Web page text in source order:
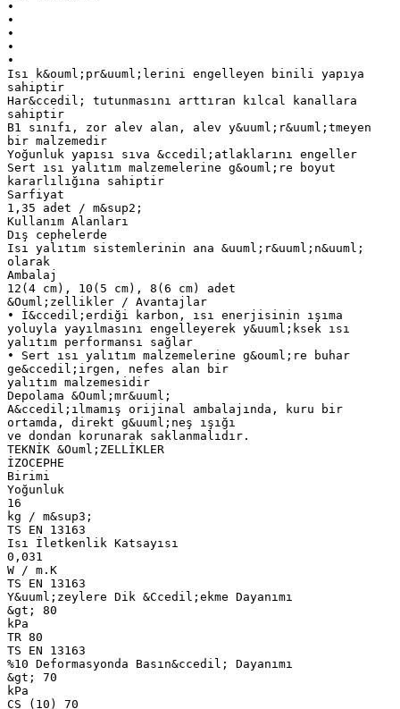
•
•
•
•
•
Isı k&ouml;pr&uuml;lerini engelleyen binili yapıya
sahiptir
Har&ccedil; tutunmasını arttıran kılcal kanallara
sahiptir
B1 sınıfı, zor alev alan, alev y&uuml;r&uuml;tmeyen
bir malzemedir
Yoğunluk yapısı sıva &ccedil;atlaklarını engeller
Sert ısı yalıtım malzemelerine g&ouml;re boyut
kararlılığına sahiptir
Sarfiyat
1,35 adet / m&sup2;
Kullanım Alanları
Dış cephelerde
Isı yalıtım sistemlerinin ana &uuml;r&uuml;n&uuml;
olarak
Ambalaj
12(4 cm), 10(5 cm), 8(6 cm) adet
&Ouml;zellikler / Avantajlar
• İ&ccedil;erdiği karbon, ısı enerjisinin ışıma
yoluyla yayılmasını engelleyerek y&uuml;ksek ısı
yalıtım performansı sağlar
• Sert ısı yalıtım malzemelerine g&ouml;re buhar
ge&ccedil;irgen, nefes alan bir
yalıtım malzemesidir
Depolama &Ouml;mr&uuml;
A&ccedil;ılmamış orijinal ambalajında, kuru bir
ortamda, direkt g&uuml;neş ışığı
ve dondan korunarak saklanmalıdır.
TEKNİK &Ouml;ZELLİKLER
İZOCEPHE
Birimi
Yoğunluk
16
kg / m&sup3;
TS EN 13163
Isı İletkenlik Katsayısı
0,031
W / m.K
TS EN 13163
Y&uuml;zeylere Dik &Ccedil;ekme Dayanımı
&gt; 80
kPa
TR 80
TS EN 13163
%10 Deformasyonda Basın&ccedil; Dayanımı
&gt; 70
kPa
CS (10) 70